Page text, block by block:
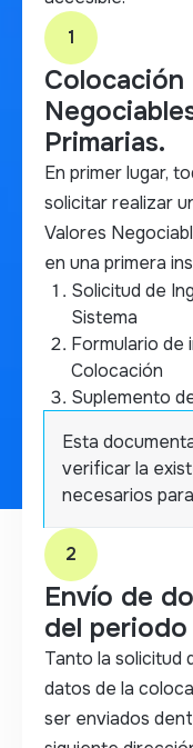
1
Colocación
Primarias.
En primer lugar,
solicitar realizar
Valores
en una primera
Solicitud de
Sistema
Formulario de
Colocación
Suplemento
Esta
verificar la
necesarios
2
Envío de
del
Tanto la solicitud
datos de la
ser enviados